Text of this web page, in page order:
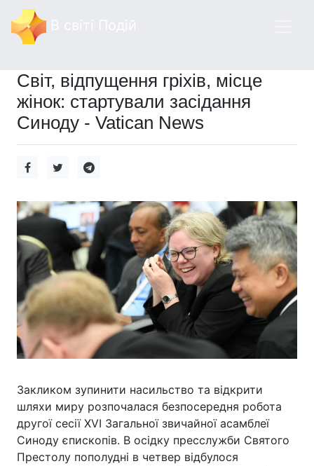
Світ, відпущення гріхів, місце
жінок: стартували засідання
Синоду - Vatican News
Закликом зупинити насильство та відкрити
шляхи миру розпочалася безпосередня робота
другої сесії XVI Загальної звичайної асамблеї
Синоду єпископів. В осідку пресслужби Святого
Престолу пополудні в четвер відбулося